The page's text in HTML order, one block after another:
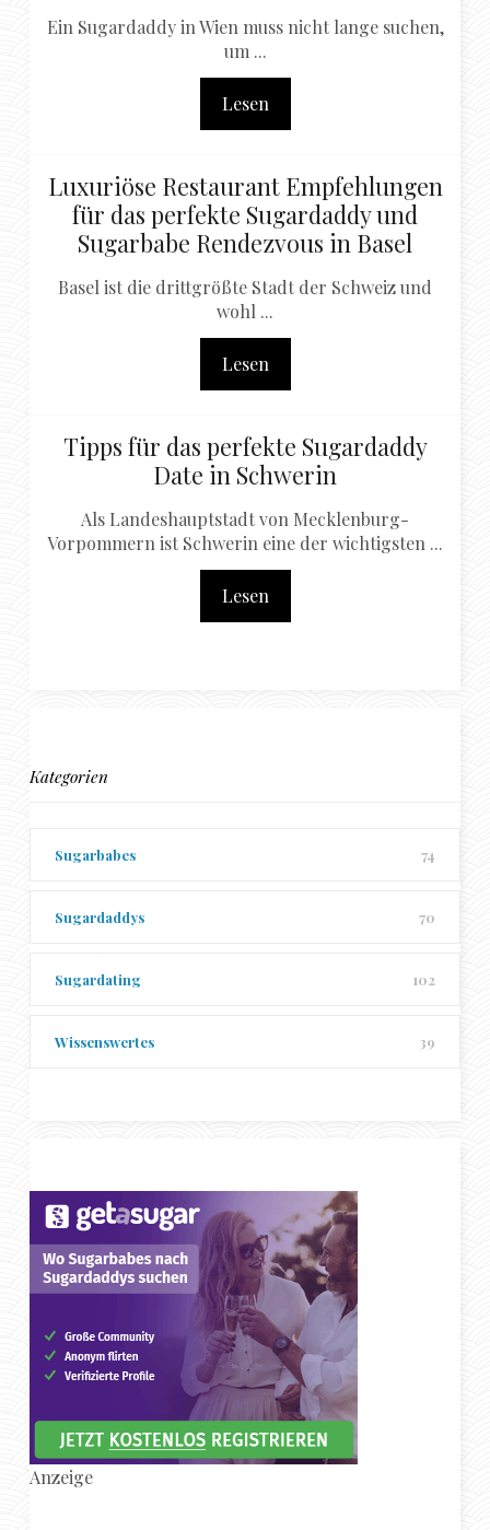
Ein Sugardaddy in Wien muss nicht lange suchen,
um ...
Lesen
Luxuriöse Restaurant Empfehlungen
für das perfekte Sugardaddy und
Sugarbabe Rendezvous in Basel
Basel ist die drittgrößte Stadt der Schweiz und
wohl ...
Lesen
Tipps für das perfekte Sugardaddy
Date in Schwerin
Als Landeshauptstadt von Mecklenburg-
Vorpommern ist Schwerin eine der wichtigsten ...
Lesen
Kategorien
Sugarbabes 74
Sugardaddys 70
Sugardating 102
Wissenswertes 39
Anzeige